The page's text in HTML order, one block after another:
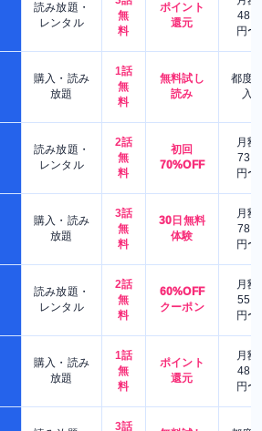
読み放題・
レンタル
無
料
ポイント
還元
480
円〜
購入・読み
放題
1話
無
料
無料試し
読み
都度
入
読み放題・
レンタル
2話
無
料
初回
70%OFF
月額
730
円〜
購入・読み
放題
3話
無
料
30日無料
体験
月額
780
円〜
読み放題・
レンタル
2話
無
料
60%OFF
クーポン
月額
550
円〜
購入・読み
放題
1話
無
料
ポイント
還元
月額
480
円〜
3話